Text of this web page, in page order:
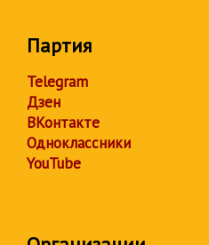
Партия
Telegram
Дзен
ВКонтакте
Одноклассники
YouTube